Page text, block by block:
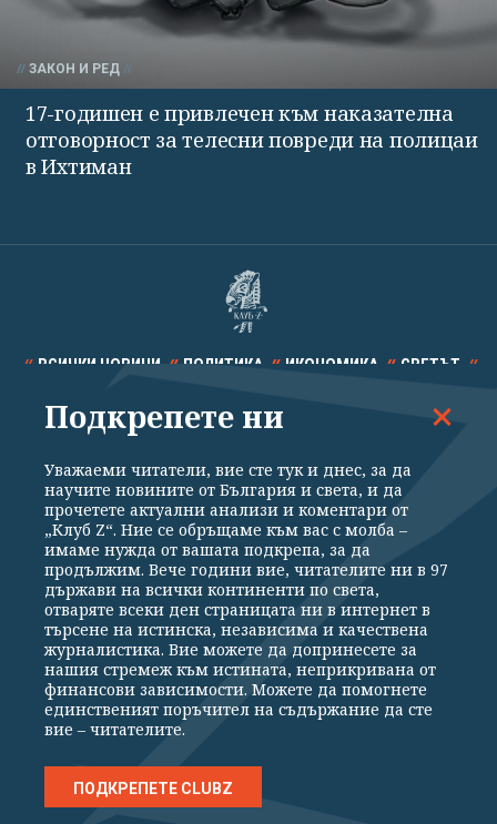
ЗАКОН И РЕД
17-годишен е привлечен към наказателна
отговорност за телесни повреди на полицаи
в Ихтиман
ВСИЧКИ НОВИНИ ПОЛИТИКА ИКОНОМИКА СВЕТЪТ
СПОРТ КУЛТУРА ТЕХНОЛОГИИ КАЛЕЙДОСКОП
Общи условия
Политика за поверителност
Реклама
Партньори Контакти
За Клуб Z
Екип
Подкрепете ни
Издател на www.clubz.bg е „Клуб Зебра Медия“ ЕООД, София, ул. "Алеко
Константинов" 3. Всички права запазени 2026 „Клуб Зебра Медия“
Препечатването на материали, снимки и видео от www.clubz.bg без
разрешение ще бъде преследвано по съдебен път, съгласно
ОБЩИТЕ УСЛОВИЯ
Подкрепете ни
Уважаеми читатели, вие сте тук и днес, за да
научите новините от България и света, и да
прочетете актуални анализи и коментари от
„Клуб Z“. Ние се обръщаме към вас с молба –
имаме нужда от вашата подкрепа, за да
продължим. Вече години вие, читателите ни в 97
държави на всички континенти по света,
отваряте всеки ден страницата ни в интернет в
търсене на истинска, независима и качествена
журналистика. Вие можете да допринесете за
нашия стремеж към истината, неприкривана от
финансови зависимости. Можете да помогнете
единственият поръчител на съдържание да сте
вие – читателите.
ПОДКРЕПЕТЕ CLUBZ